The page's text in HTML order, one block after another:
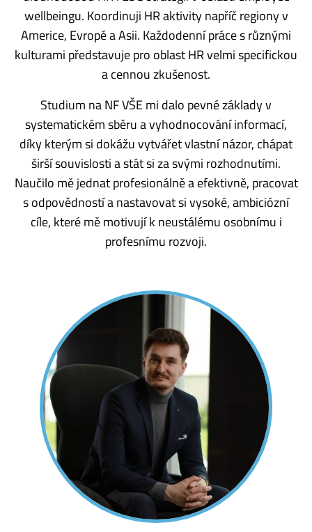
wellbeingu. Koordinuji HR aktivity napříč regiony v
Americe, Evropě a Asii. Každodenní práce s různými
kulturami představuje pro oblast HR velmi specifickou
a cennou zkušenost.
Studium na NF VŠE mi dalo pevné základy v
systematickém sběru a vyhodnocování informací,
díky kterým si dokážu vytvářet vlastní názor, chápat
širší souvislosti a stát si za svými rozhodnutími.
Naučilo mě jednat profesionálně a efektivně, pracovat
s odpovědností a nastavovat si vysoké, ambiciózní
cíle, které mě motivují k neustálému osobnímu i
profesnímu rozvoji.